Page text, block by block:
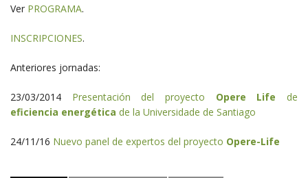
Ver PROGRAMA.
INSCRIPCIONES.
Anteriores jornadas:
23/03/2014 Presentación del proyecto Opere Life de
eficiencia energética de la Universidade de Santiago
24/11/16 Nuevo panel de expertos del proyecto Opere-Life